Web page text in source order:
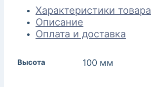
Характеристики товара
Описание
Оплата и доставка
Высота 100 мм